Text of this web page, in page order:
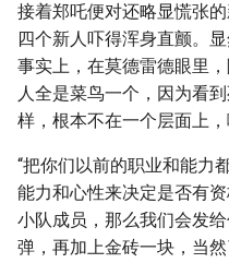
接着郑吒便对还略显慌张
四个新人吓得浑身直颤。
事实上，在莫德雷德眼里
人全是菜鸟一个，因为看
样，根本不在一个层面上
“把你们以前的职业和能力
能力和心性来决定是否有
小队成员，那么我们会发
弹，再加上金砖一块，当